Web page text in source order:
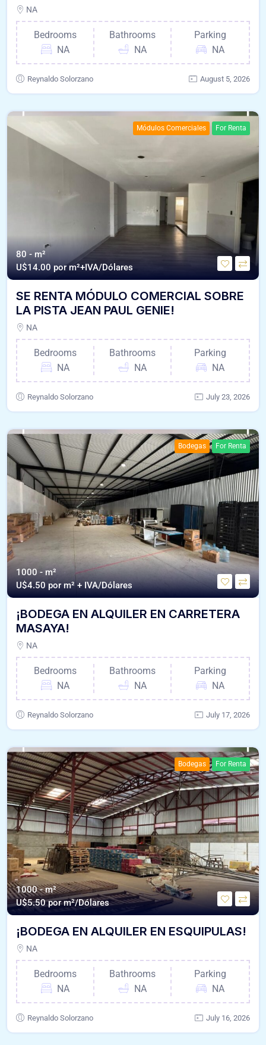
NA
Bedrooms
NA
Bathrooms
NA
Parking
NA
Reynaldo Solorzano August 5, 2026
Módulos Comerciales For Renta
80 - m²
U$14.00 por m²+IVA/Dólares
SE RENTA MÓDULO COMERCIAL SOBRE
LA PISTA JEAN PAUL GENIE!
NA
Bedrooms
NA
Bathrooms
NA
Parking
NA
Reynaldo Solorzano July 23, 2026
Bodegas For Renta
1000 - m²
U$4.50 por m² + IVA/Dólares
¡BODEGA EN ALQUILER EN CARRETERA
MASAYA!
NA
Bedrooms
NA
Bathrooms
NA
Parking
NA
Reynaldo Solorzano July 17, 2026
Bodegas For Renta
1000 - m²
U$5.50 por m²/Dólares
¡BODEGA EN ALQUILER EN ESQUIPULAS!
NA
Bedrooms
NA
Bathrooms
NA
Parking
NA
Reynaldo Solorzano July 16, 2026